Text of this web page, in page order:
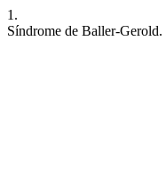
1.
Síndrome de Baller-Gerold.